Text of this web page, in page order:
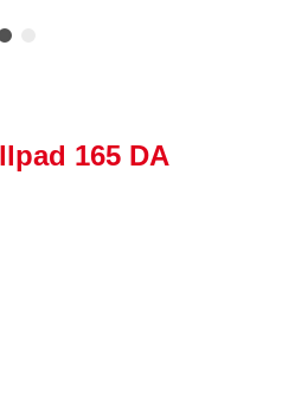
165 DA